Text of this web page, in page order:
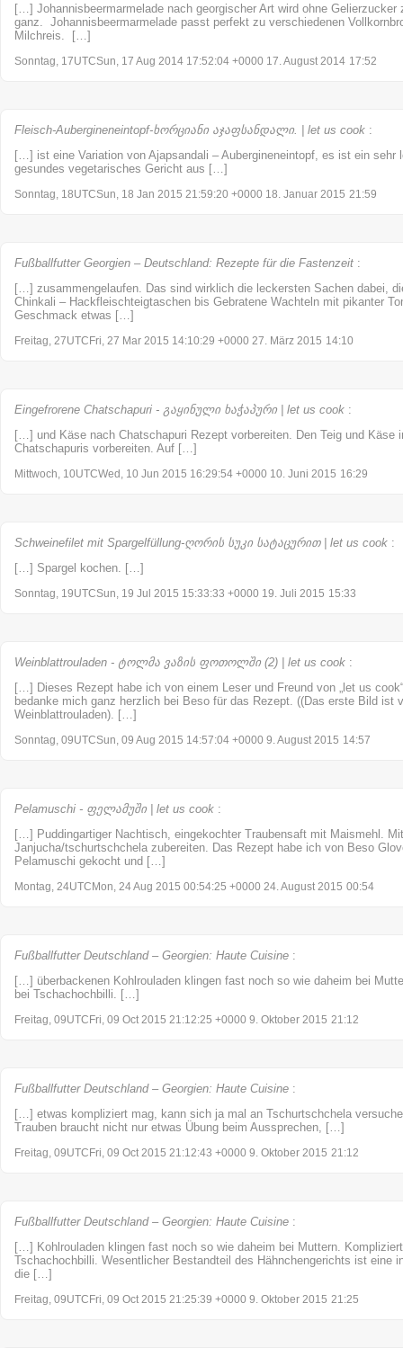
[…] Johannisbeermarmelade nach georgischer Art wird ohne Gelierzucker
ganz. Johannisbeermarmelade passt perfekt zu verschiedenen
Milchreis. […]
Sonntag, 17UTCSun, 17 Aug 2014 17:52:04 +0000 17. August 2014 17:52
Fleisch-Aubergineneintopf-ხორციანი აჯაფსანდალი. | let us cook :
[…] ist eine Variation von Ajapsandali – Aubergineneintopf, es ist ein sehr
gesundes vegetarisches Gericht aus […]
Sonntag, 18UTCSun, 18 Jan 2015 21:59:20 +0000 18. Januar 2015 21:59
Fußballfutter Georgien – Deutschland: Rezepte für die Fastenzeit :
[…] zusammengelaufen. Das sind wirklich die leckersten Sachen dabei,
Chinkali – Hackfleischteigtaschen bis Gebratene Wachteln mit pikanter
Geschmack etwas […]
Freitag, 27UTCFri, 27 Mar 2015 14:10:29 +0000 27. März 2015 14:10
Eingefrorene Chatschapuri - გაყინული ხაჭაპური | let us cook :
[…] und Käse nach Chatschapuri Rezept vorbereiten. Den Teig und Käse
Chatschapuris vorbereiten. Auf […]
Mittwoch, 10UTCWed, 10 Jun 2015 16:29:54 +0000 10. Juni 2015 16:29
Schweinefilet mit Spargelfüllung-ღორის სუკი სატაცურით | let us cook :
[…] Spargel kochen. […]
Sonntag, 19UTCSun, 19 Jul 2015 15:33:33 +0000 19. Juli 2015 15:33
Weinblattrouladen - ტოლმა ვაზის ფოთოლში (2) | let us cook :
[…] Dieses Rezept habe ich von einem Leser und Freund von „let us
bedanke mich ganz herzlich bei Beso für das Rezept. ((Das erste Bild ist
Weinblattrouladen). […]
Sonntag, 09UTCSun, 09 Aug 2015 14:57:04 +0000 9. August 2015 14:57
Pelamuschi - ფელამუში | let us cook :
[…] Puddingartiger Nachtisch, eingekochter Traubensaft mit Maismehl.
Janjucha/tschurtschchela zubereiten. Das Rezept habe ich von Beso
Pelamuschi gekocht und […]
Montag, 24UTCMon, 24 Aug 2015 00:54:25 +0000 24. August 2015 00:54
Fußballfutter Deutschland – Georgien: Haute Cuisine :
[…] überbackenen Kohlrouladen klingen fast noch so wie daheim bei
bei Tschachochbilli. […]
Freitag, 09UTCFri, 09 Oct 2015 21:12:25 +0000 9. Oktober 2015 21:12
Fußballfutter Deutschland – Georgien: Haute Cuisine :
[…] etwas kompliziert mag, kann sich ja mal an Tschurtschchela
Trauben braucht nicht nur etwas Übung beim Aussprechen, […]
Freitag, 09UTCFri, 09 Oct 2015 21:12:43 +0000 9. Oktober 2015 21:12
Fußballfutter Deutschland – Georgien: Haute Cuisine :
[…] Kohlrouladen klingen fast noch so wie daheim bei Muttern.
Tschachochbilli. Wesentlicher Bestandteil des Hähnchengerichts ist eine
die […]
Freitag, 09UTCFri, 09 Oct 2015 21:25:39 +0000 9. Oktober 2015 21:25